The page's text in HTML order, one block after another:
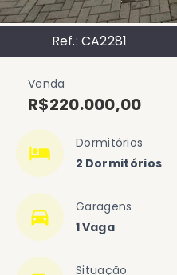
Ref.: CA2281
Venda
R$220.000,00
Dormitórios
2 Dormitórios
Garagens
1 Vaga
Situação